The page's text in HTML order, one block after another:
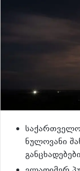
ნულოვანი
განცხადებები